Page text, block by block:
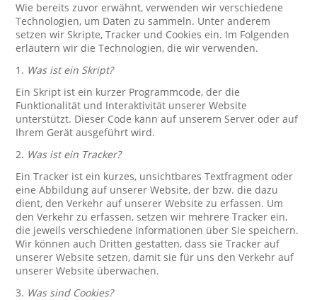
Wie bereits zuvor erwähnt, verwenden wir verschiedene
Technologien, um Daten zu sammeln. Unter anderem
setzen wir Skripte, Tracker und Cookies ein. Im Folgenden
erläutern wir die Technologien, die wir verwenden.
1. Was ist ein Skript?
Ein Skript ist ein kurzer Programmcode, der die
Funktionalität und Interaktivität unserer Website
unterstützt. Dieser Code kann auf unserem Server oder auf
Ihrem Gerät ausgeführt wird.
2. Was ist ein Tracker?
Ein Tracker ist ein kurzes, unsichtbares Textfragment oder
eine Abbildung auf unserer Website, der bzw. die dazu
dient, den Verkehr auf unserer Website zu erfassen. Um
den Verkehr zu erfassen, setzen wir mehrere Tracker ein,
die jeweils verschiedene Informationen über Sie speichern.
Wir können auch Dritten gestatten, dass sie Tracker auf
unserer Website setzen, damit sie für uns den Verkehr auf
unserer Website überwachen.
3. Was sind Cookies?